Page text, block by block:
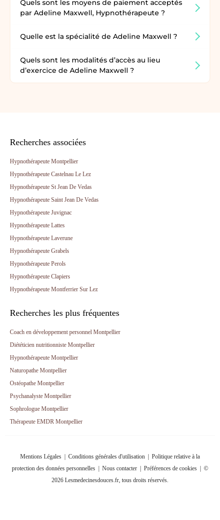
Quels sont les moyens de paiement acceptés
par Adeline Maxwell, Hypnothérapeute ?
Quelle est la spécialité de Adeline Maxwell ?
Quels sont les modalités d’accès au lieu
d’exercice de Adeline Maxwell ?
Recherches associées
Hypnothérapeute Montpellier
Hypnothérapeute Castelnau Le Lez
Hypnothérapeute St Jean De Vedas
Hypnothérapeute Saint Jean De Vedas
Hypnothérapeute Juvignac
Hypnothérapeute Lattes
Hypnothérapeute Laverune
Hypnothérapeute Grabels
Hypnothérapeute Perols
Hypnothérapeute Clapiers
Hypnothérapeute Montferrier Sur Lez
Recherches les plus fréquentes
Coach en développement personnel Montpellier
Diététicien nutritionniste Montpellier
Hypnothérapeute Montpellier
Naturopathe Montpellier
Ostéopathe Montpellier
Psychanalyste Montpellier
Sophrologue Montpellier
Thérapeute EMDR Montpellier
Mentions Légales | Conditions générales d'utilisation | Politique relative à la
protection des données personnelles | Nous contacter | Préférences de cookies | ©
2026 Lesmedecinesdouces.fr, tous droits réservés.